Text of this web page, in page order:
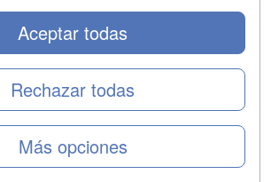
Más opciones
Rechazar todas
Aceptar todas